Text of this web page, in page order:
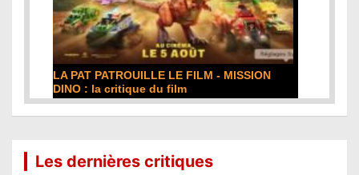
LA PAT PATROUILLE LE FILM - MISSION
DINO : la critique du film
Les dernières critiques